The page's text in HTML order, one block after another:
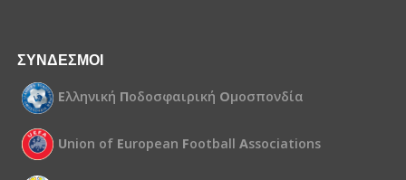
ΣΥΝΔΕΣΜΟΙ
Ελληνική Ποδοσφαιρική Ομοσπονδία
Union of European Football Associations